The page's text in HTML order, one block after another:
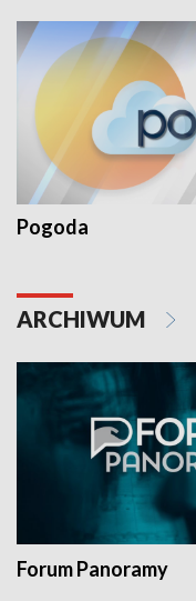
Pogoda
ARCHIWUM
Forum Panoramy